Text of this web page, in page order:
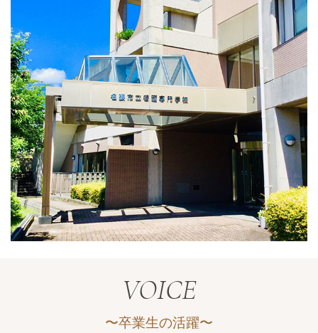
VOICE
〜卒業生の活躍〜